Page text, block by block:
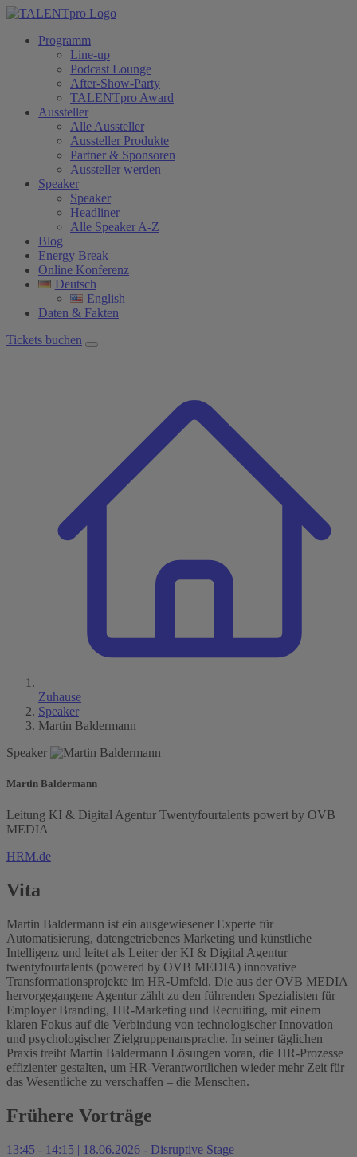
Programm
Line-up
Podcast Lounge
After-Show-Party
TALENTpro Award
Aussteller
Alle Aussteller
Aussteller Produkte
Partner & Sponsoren
Aussteller werden
Speaker
Speaker
Headliner
Alle Speaker A-Z
Blog
Energy Break
Online Konferenz
Deutsch
English
Daten & Fakten
Tickets buchen
Zuhause
Speaker
Martin Baldermann
Speaker
Martin Baldermann
Leitung KI & Digital Agentur Twentyfourtalents powert by OVB
MEDIA
HRM.de
Vita
Martin Baldermann ist ein ausgewiesener Experte für
Automatisierung, datengetriebenes Marketing und künstliche
Intelligenz und leitet als Leiter der KI & Digital Agentur
twentyfourtalents (powered by OVB MEDIA) innovative
Transformationsprojekte im HR-Umfeld. Die aus der OVB MEDIA
hervorgegangene Agentur zählt zu den führenden Spezialisten für
Employer Branding, HR-Marketing und Recruiting, mit einem
klaren Fokus auf die Verbindung von technologischer Innovation
und psychologischer Zielgruppenansprache. In seiner täglichen
Praxis treibt Martin Baldermann Lösungen voran, die HR-Prozesse
effizienter gestalten, um HR-Verantwortlichen wieder mehr Zeit für
das Wesentliche zu verschaffen – die Menschen.
Frühere Vorträge
13:45 - 14:15 | 18.06.2026 - Disruptive Stage